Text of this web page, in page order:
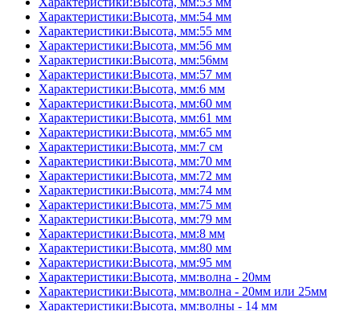
Характеристики:Высота, мм:54 мм
Характеристики:Высота, мм:55 мм
Характеристики:Высота, мм:56 мм
Характеристики:Высота, мм:56мм
Характеристики:Высота, мм:57 мм
Характеристики:Высота, мм:6 мм
Характеристики:Высота, мм:60 мм
Характеристики:Высота, мм:61 мм
Характеристики:Высота, мм:65 мм
Характеристики:Высота, мм:7 см
Характеристики:Высота, мм:70 мм
Характеристики:Высота, мм:72 мм
Характеристики:Высота, мм:74 мм
Характеристики:Высота, мм:75 мм
Характеристики:Высота, мм:79 мм
Характеристики:Высота, мм:8 мм
Характеристики:Высота, мм:80 мм
Характеристики:Высота, мм:95 мм
Характеристики:Высота, мм:волна - 20мм
Характеристики:Высота, мм:волна - 20мм или 25мм
Характеристики:Высота, мм:волны - 14 мм